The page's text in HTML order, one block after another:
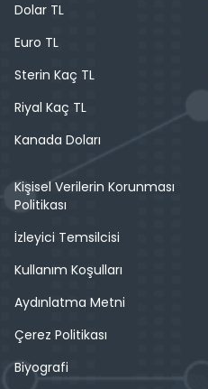
Dolar TL
Euro TL
Sterin Kaç TL
Riyal Kaç TL
Kanada Doları
Kişisel Verilerin Korunması
Politikası
İzleyici Temsilcisi
Kullanım Koşulları
Aydınlatma Metni
Çerez Politikası
Biyografi